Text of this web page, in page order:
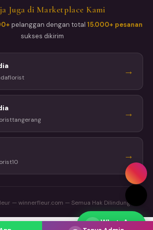
Juga di Marketplace Kami
pelanggan dengan total15.000+ pesanan
sukses dikirim
→
→
→
— winnerfleur.com — Semua Hak Dilindungi
WhatsApp